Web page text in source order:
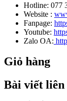
Hotline: 077
Website :
Fanpage:
Youtube:
Zalo OA:
Giỏ hàng
Bài viết liên